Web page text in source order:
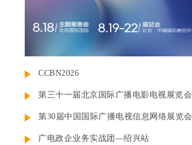
CCBN2026
第三十一届北京国际广播电影电视展览会
第30届中国国际广播电视信息网络展览会
广电政企业务实战团—绍兴站